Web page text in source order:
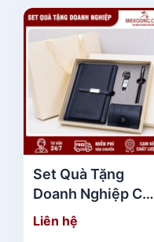
Set Quà Tặng
Doanh Nghiệp Cho
Khách Hàng
Doanh Nhân Đẳng
Liên hệ